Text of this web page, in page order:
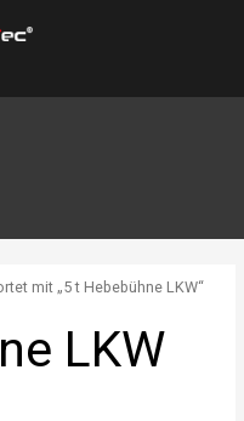
mit „5 t Hebebühne LKW“
LKW